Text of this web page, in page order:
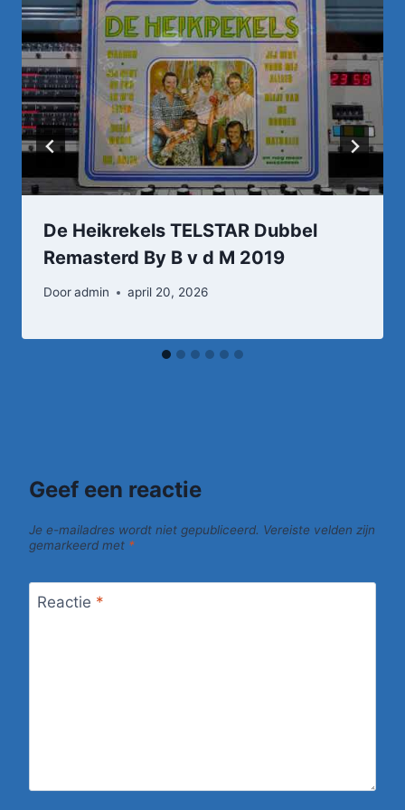
De Heikrekels TELSTAR Dubbel
Remasterd By B v d M 2019
Dooradmin april 20, 2026
Geef een reactie
Je e-mailadres wordt niet gepubliceerd. Vereiste velden zijn
gemarkeerd met *
Reactie *